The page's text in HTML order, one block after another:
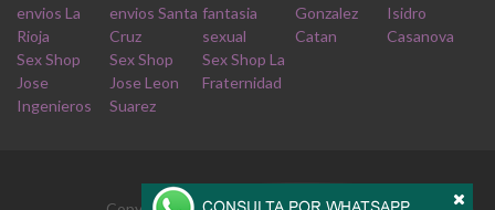
envios La
Rioja
envios Santa
Cruz
fantasia
sexual
Gonzalez
Catan
Isidro
Casanova
Sex Shop
Jose
Ingenieros
Sex Shop
Jose Leon
Suarez
Sex Shop La
Fraternidad